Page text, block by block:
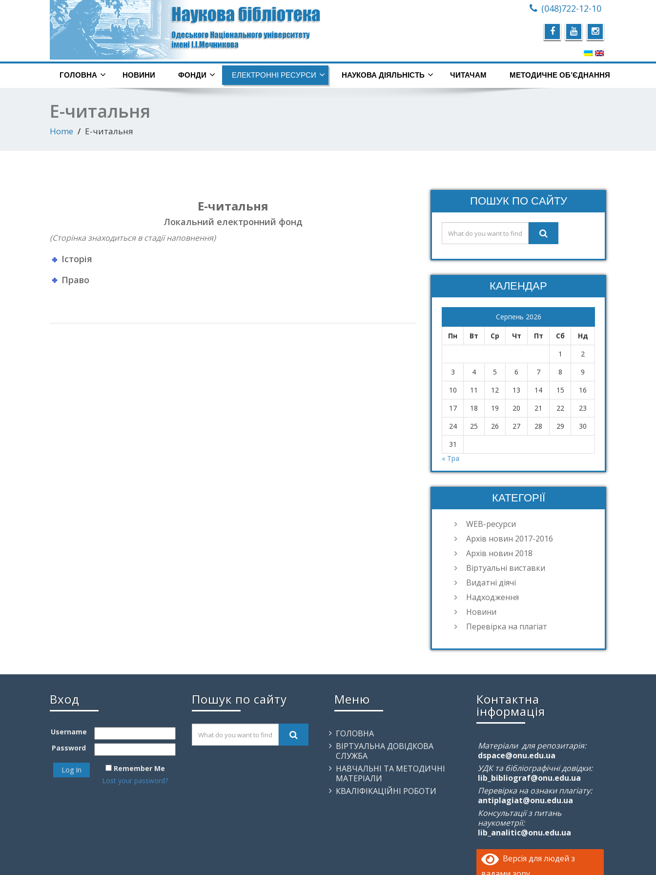
(048)722-12-10
ГОЛОВНА НОВИНИ ФОНДИ ЕЛЕКТРОННІ РЕСУРСИ НАУКОВА ДІЯЛЬНІСТЬ ЧИТАЧАМ МЕТОДИЧНЕ ОБ’ЄДНАННЯ
Е-читальня
Home Е-читальня
Е-читальня
Локальний електронний фонд
(Сторінка знаходиться в стадії наповнення)
Історія
Право
ПОШУК ПО САЙТУ
КАЛЕНДАР
Серпень 2026
Пн Вт Ср Чт Пт Сб
Нд
1
2
3
4 5 6 7 8
9
10
11 12 13 14 15
16
17
18 19 20 21 22
23
24
25 26 27 28 29
30
31
« Тра
КАТЕГОРІЇ
WEB-ресурси
Архів новин 2017-2016
Архів новин 2018
Віртуальні виставки
Видатні діячі
Надходження
Новини
Перевірка на плагіат
Вход
Username
Password
Remember Me
Lost your password?
Пошук по сайту Меню
ГОЛОВНА
ВІРТУАЛЬНА ДОВІДКОВА
СЛУЖБА
НАВЧАЛЬНІ ТА МЕТОДИЧНІ
МАТЕРІАЛИ
КВАЛІФІКАЦІЙНІ РОБОТИ
Контактна
інформація
Матеріали для репозитарія:
dspace@onu.edu.ua
УДК та бібліографічні довідки:
lib_bibliograf@onu.edu.ua
Перевірка на ознаки плагіату:
antiplagiat@onu.edu.ua
Консультації з питань
наукометрії:
lib_analitic@onu.edu.ua
Версія для людей з